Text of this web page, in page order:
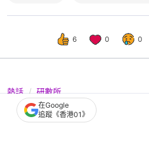
6 0 0
熱話 研數所
瑞銀：港人均身家
在Google
追蹤《香港01》